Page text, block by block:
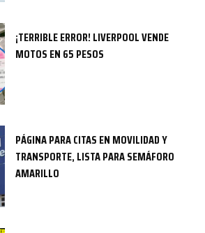
¡TERRIBLE ERROR! LIVERPOOL VENDE
MOTOS EN 65 PESOS
PÁGINA PARA CITAS EN MOVILIDAD Y
TRANSPORTE, LISTA PARA SEMÁFORO
AMARILLO